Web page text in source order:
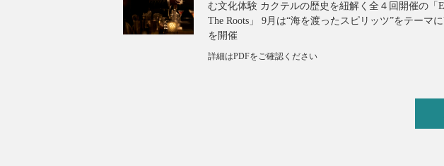
む文化体験 カクテルの歴史を紐解く全４回開催の「
The Roots」 9月は“海を渡ったスピリッツ”をテーマ
を開催
詳細はPDFをご確認ください